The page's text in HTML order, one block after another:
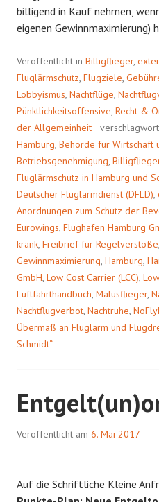
billigend in Kauf nehmen,
eigenen Gewinnmaximierung)
Veröffentlicht in Billigflieger,
Fluglärmschutz, Flugziele,
Lobbyismus, Nachtflüge,
Pünktlichkeitsoffensive, Recht &
der Allgemeinheit
Hamburg, Behörde für Wirtschaft
Betriebsgenehmigung,
Fluglärmschutz in Hamburg und
Deutscher Fluglärmdienst (DFLD),
Anordnungen zum Schutz der
Eurowings, Flughafen Hamburg
krank, Freibrief für Regelverstöße,
Gewinnmaximierung, Hamburg,
GmbH, Low Cost Carrier (LCC),
Luftfahrthandbuch, Malusflieger,
Nachtflugverbot, Nachtruhe,
Übermaß an Fluglärm und
Schmidt“
Veröffentlicht am 6. Mai 2017
Auf die Schriftliche Kleine